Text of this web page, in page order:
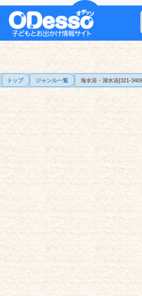
トップ ジャンル一覧 海水浴・湖水浴[321-340